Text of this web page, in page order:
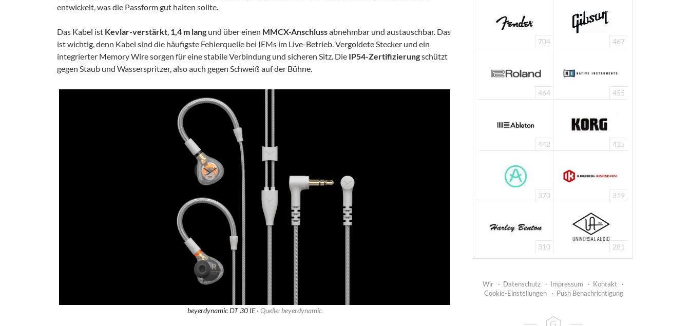
entwickelt, was die Passform gut halten sollte.
Das Kabel ist Kevlar-verstärkt, 1,4 m lang und über einen MMCX-Anschlussabnehmbar und austauschbar. Das
ist wichtig, denn Kabel sind die häufigste Fehlerquelle bei IEMs im Live-Betrieb. Vergoldete Stecker und ein
integrierter Memory Wire sorgen für eine stabile Verbindung und sicheren Sitz. Die IP54-Zertifizierungschützt
gegen Staub und Wasserspritzer, also auch gegen Schweiß auf der Bühne.
beyerdynamic DT 30 IE · Quelle: beyerdynamic
704 467
464 455
442 415
370 319
310 281
Wir · Datenschutz · Impressum · Kontakt
·
Cookie-Einstellungen
· Push Benachrichtigung